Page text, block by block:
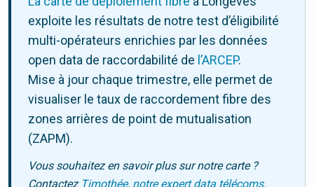
exploite les résultats de notre test d’éligibilité
multi-opérateurs enrichies par les données
open data de raccordabilité de l’ARCEP.
Mise à jour chaque trimestre, elle permet de
visualiser le taux de raccordement fibre des
zones arrières de point de mutualisation
(ZAPM).
Vous souhaitez en savoir plus sur notre carte ?
Contactez Timothée, notre expert data télécoms.